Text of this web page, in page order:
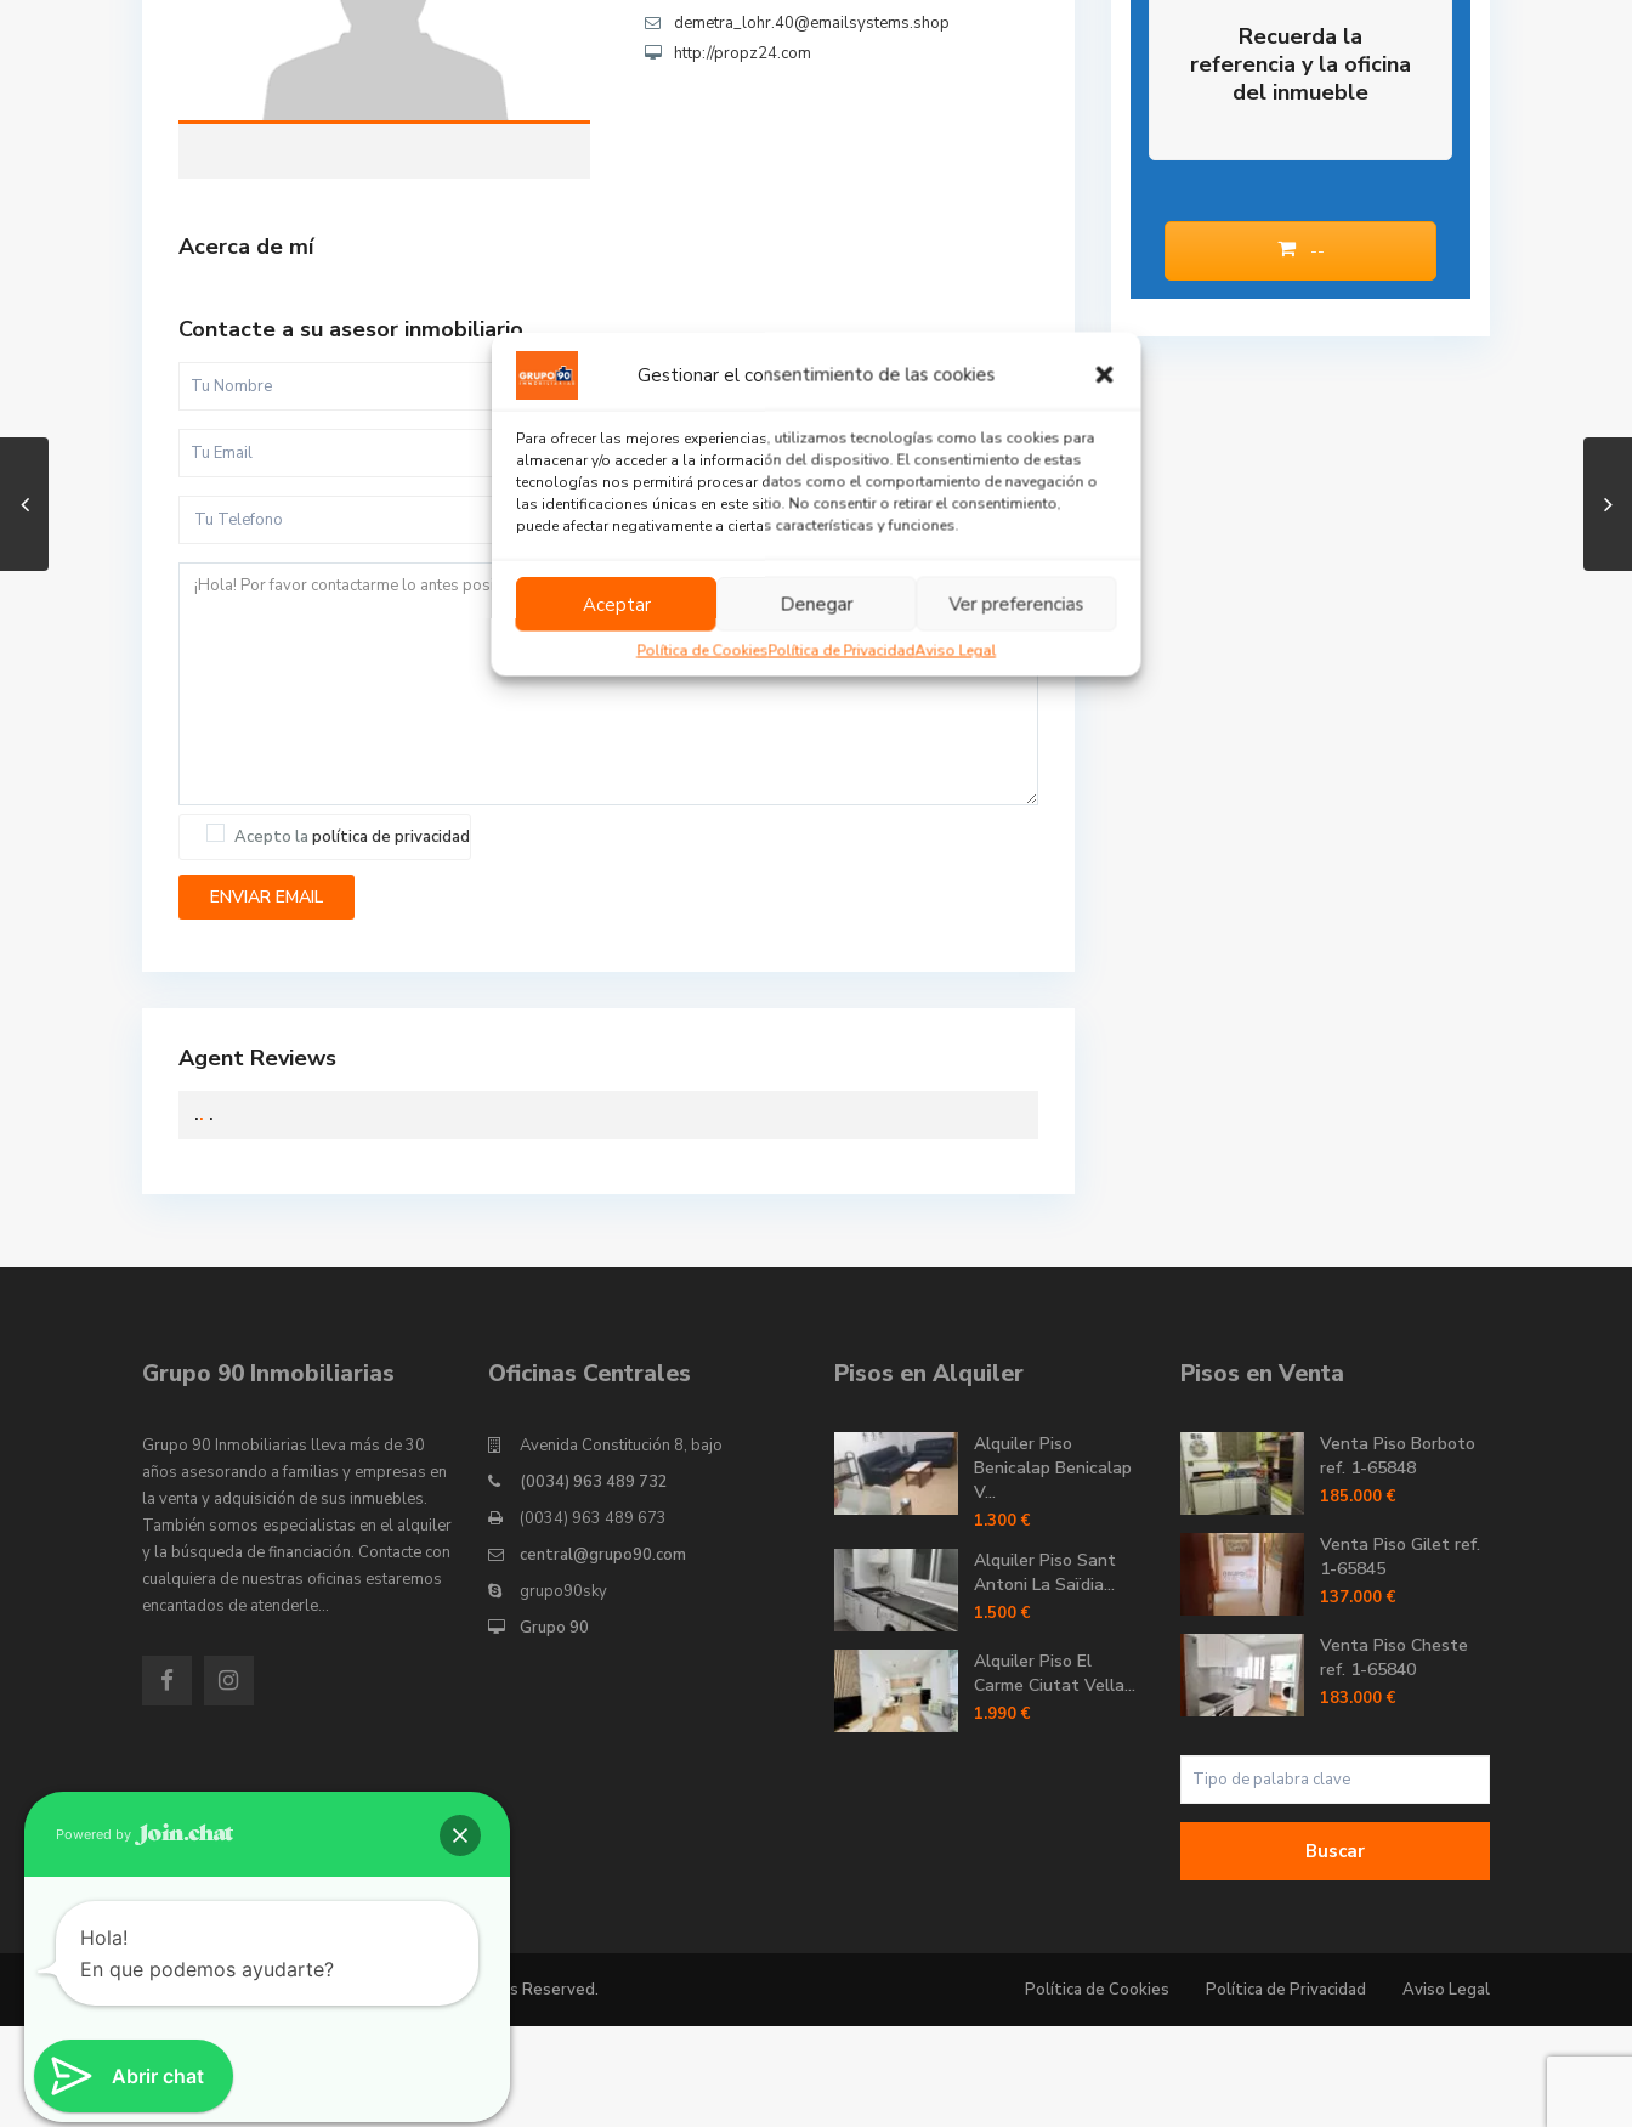
Gestionar el consentimiento de las cookies
Para ofrecer las mejores experiencias, utilizamos tecnologías como las cookies para
almacenar y/o acceder a la información del dispositivo. El consentimiento de estas
tecnologías nos permitirá procesar datos como el comportamiento de navegación o
las identificaciones únicas en este sitio. No consentir o retirar el consentimiento,
puede afectar negativamente a ciertas características y funciones.
Aceptar Denegar Ver preferencias
Política de CookiesPolítica de PrivacidadAviso Legal
demetra_lohr.40@emailsystems.shop
http://propz24.com
Acerca de mí
Contacte a su asesor inmobiliario
Acepto la política de privacidad
Agent Reviews
.. .
Recuerda la
referencia y la oficina
del inmueble
--
Grupo 90 Inmobiliarias
Grupo 90 Inmobiliarias lleva más de 30
años asesorando a familias y empresas en
la venta y adquisición de sus inmuebles.
También somos especialistas en el alquiler
y la búsqueda de financiación. Contacte con
cualquiera de nuestras oficinas estaremos
encantados de atenderle…
Oficinas Centrales
Avenida Constitución 8, bajo
(0034) 963 489 732
(0034) 963 489 673
central@grupo90.com
grupo90sky
Grupo 90
Pisos en Alquiler
Alquiler Piso
Benicalap Benicalap
V...
1.300 €
Alquiler Piso Sant
Antoni La Saïdia...
1.500 €
Alquiler Piso El
Carme Ciutat Vella...
1.990 €
Pisos en Venta
Venta Piso Borboto
ref. 1-65848
185.000 €
Venta Piso Gilet ref.
1-65845
137.000 €
Venta Piso Cheste
ref. 1-65840
183.000 €
Buscar
Copyright 2026 | Grupo 90 inmobiliarias. All Rights Reserved. Política de Cookies Política de Privacidad Aviso Legal
Abrir chat
Powered by
Hola!
En que podemos ayudarte?